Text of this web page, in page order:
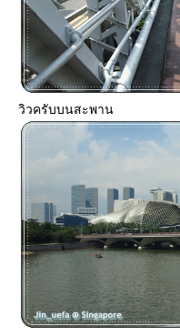
วิวครับบนสะพาน